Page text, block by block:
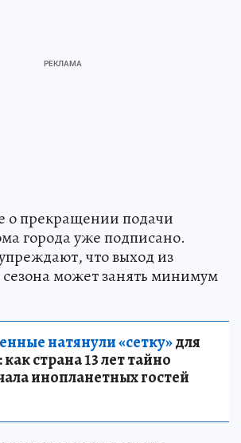
о прекращении подачи
города уже подписано.
что выход из
сезона может занять минимум
натянули «сетку»для
страна 13 лет тайно
инопланетных гостей